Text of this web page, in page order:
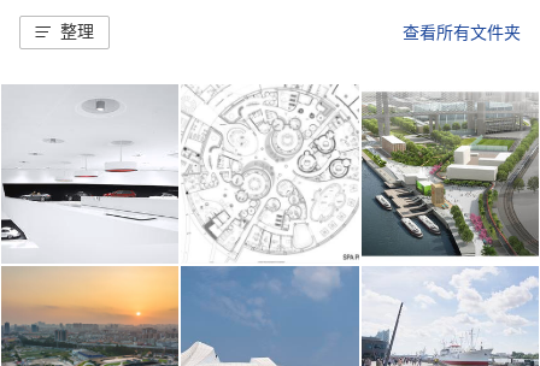
整理 查看所有文件夹